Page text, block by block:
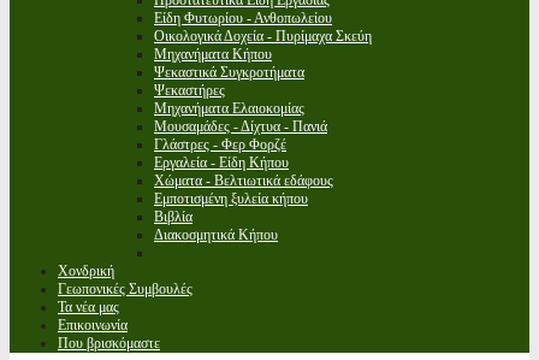
Είδη Φυτωρίου - Ανθοπωλείου
Οικολογικά Δοχεία - Πυρίμαχα Σκεύη
Μηχανήματα Κήπου
Ψεκαστικά Συγκροτήματα
Ψεκαστήρες
Μηχανήματα Ελαιοκομίας
Μουσαμάδες - Δίχτυα - Πανιά
Γλάστρες - Φερ Φορζέ
Εργαλεία - Είδη Κήπου
Χώματα - Βελτιωτικά εδάφους
Εμποτισμένη ξυλεία κήπου
Βιβλία
Διακοσμητικά Κήπου
Χονδρική
Γεωπονικές Συμβουλές
Τα νέα μας
Επικοινωνία
Που βρισκόμαστε